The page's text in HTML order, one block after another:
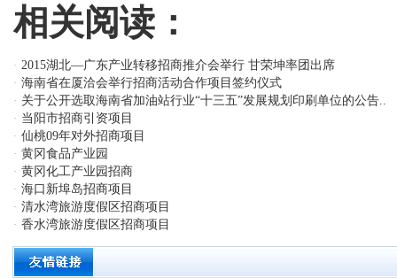
相关阅读：
· 2015湖北—广东产业转移招商推介会举行 甘荣坤率团出席
· 海南省在厦洽会举行招商活动合作项目签约仪式
· 关于公开选取海南省加油站行业“十三五”发展规划印刷单位的公告..
· 当阳市招商引资项目
· 仙桃09年对外招商项目
· 黄冈食品产业园
· 黄冈化工产业园招商
· 海口新埠岛招商项目
· 清水湾旅游度假区招商项目
· 香水湾旅游度假区招商项目